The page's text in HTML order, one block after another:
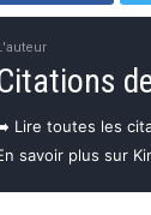
Lire toutes les
savoir plus sur